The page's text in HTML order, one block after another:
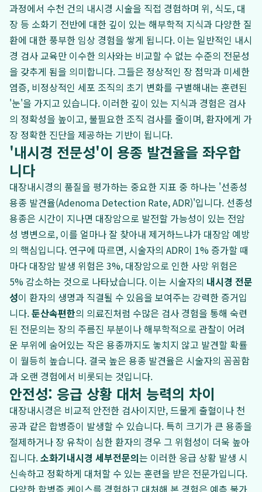
과정에서 수천 건의 내시경 시술을 직접 경험하며 위, 식도, 대
장 등 소화기 전반에 대한 깊이 있는 해부학적 지식과 다양한 질
환에 대한 풍부한 임상 경험을 쌓게 됩니다. 이는 일반적인 내시
경 검사 교육만 이수한 의사와는 비교할 수 없는 수준의 전문성
을 갖추게 됨을 의미합니다. 그들은 정상적인 장 점막과 미세한
염증, 비정상적인 세포 조직의 초기 변화를 구별해내는 훈련된
'눈'을 가지고 있습니다. 이러한 깊이 있는 지식과 경험은 검사
의 정확성을 높이고, 불필요한 조직 검사를 줄이며, 환자에게 가
장 정확한 진단을 제공하는 기반이 됩니다.
'내시경 전문성'이 용종 발견율을 좌우합
니다
대장내시경의 품질을 평가하는 중요한 지표 중 하나는 '선종성
용종 발견율(Adenoma Detection Rate, ADR)'입니다. 선종성
용종은 시간이 지나면 대장암으로 발전할 가능성이 있는 전암
성 병변으로, 이를 얼마나 잘 찾아내 제거하느냐가 대장암 예방
의 핵심입니다. 연구에 따르면, 시술자의 ADR이 1% 증가할 때
마다 대장암 발생 위험은 3%, 대장암으로 인한 사망 위험은
5% 감소하는 것으로 나타났습니다. 이는 시술자의 내시경 전문
성이 환자의 생명과 직결될 수 있음을 보여주는 강력한 증거입
니다.둔산속편한의 의료진처럼 수많은 검사 경험을 통해 숙련
된 전문의는 장의 주름진 부분이나 해부학적으로 관찰이 어려
운 부위에 숨어있는 작은 용종까지도 놓치지 않고 발견할 확률
이 월등히 높습니다. 결국 높은 용종 발견율은 시술자의 꼼꼼함
과 오랜 경험에서 비롯되는 것입니다.
안전성: 응급 상황 대처 능력의 차이
대장내시경은 비교적 안전한 검사이지만, 드물게 출혈이나 천
공과 같은 합병증이 발생할 수 있습니다. 특히 크기가 큰 용종을
절제하거나 장 유착이 심한 환자의 경우 그 위험성이 더욱 높아
집니다.소화기내시경 세부전문의는 이러한 응급 상황 발생 시
신속하고 정확하게 대처할 수 있는 훈련을 받은 전문가입니다.
다양한 합병증 케이스를 경험하고 대처해 본 경험은 예측 불가